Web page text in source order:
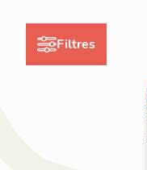
Filtres